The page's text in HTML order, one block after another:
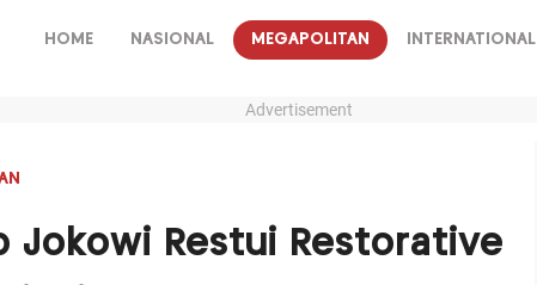
HOME NASIONAL MEGAPOLITAN INTERNATIONAL
Advertisement
Jokowi Restui Restorative